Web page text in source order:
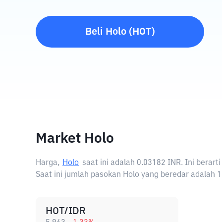
Beli Holo( HOT)
Market Holo
Harga, Holo saat ini adalah 0.03182 INR. Ini berarti
Saat ini jumlah pasokan Holo yang beredar
HOT/IDR